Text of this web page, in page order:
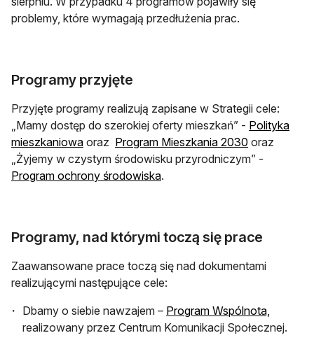
problemy, które wymagają przedłużenia prac.
Programy przyjęte
Przyjęte programy realizują zapisane w Strategii cele:
„Mamy dostęp do szerokiej oferty mieszkań” - Polityka
mieszkaniowaotwiera się w nowej karcie
oraz Program Mieszkania 2030 otwiera się
oraz
„Żyjemy w czystym środowisku przyrodniczym” -
Program ochrony środowiskaotwiera się w nowej karcie
.
Programy, nad którymi toczą się prace
Zaawansowane prace toczą się nad dokumentami
realizującymi następujące cele:
Dbamy o siebie nawzajem – Program Wspólnota,
realizowany przez Centrum Komunikacji Społecznej.